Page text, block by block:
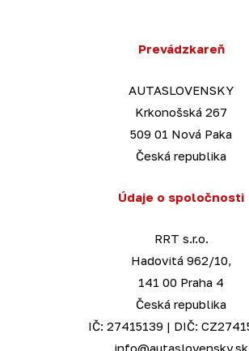
Prevádzkareň
AUTASLOVENSKY
Krkonošská 267
509 01 Nová Paka
Česká republika
Údaje o spoločnosti
RRT s.r.o.
Hadovitá 962/10,
141 00 Praha 4
Česká republika
IČ: 27415139 | DIČ:
info@autaslovensky.sk